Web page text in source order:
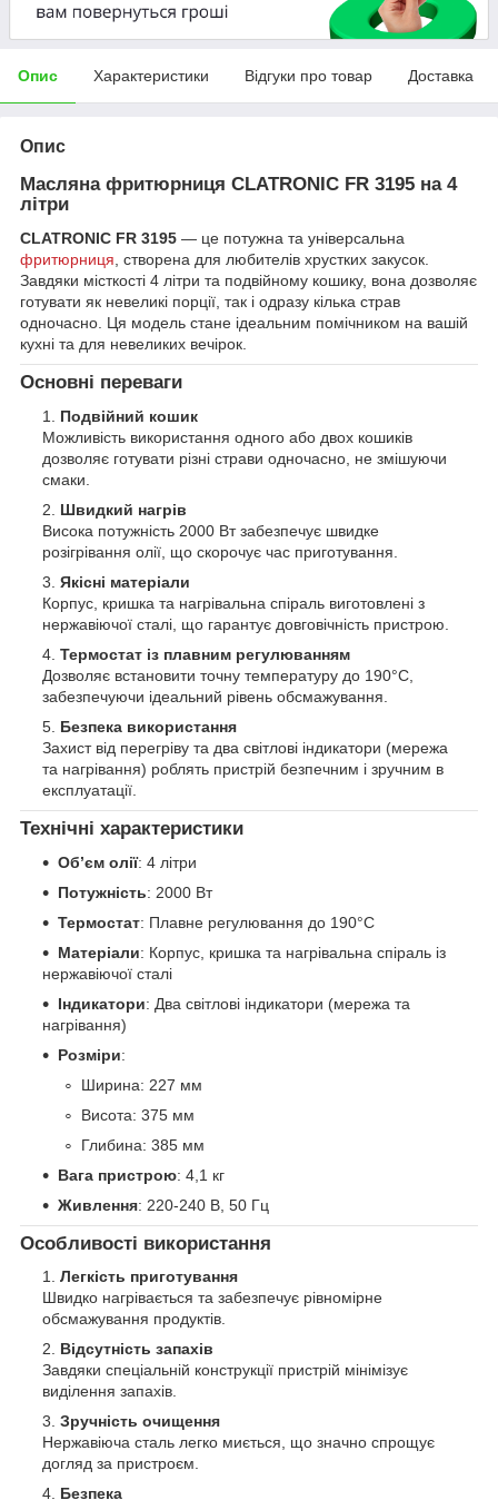
Опис Характеристики Відгуки про товар Доставка
Опис
Масляна фритюрниця CLATRONIC FR 3195 на 4
літри
CLATRONIC FR 3195 — це потужна та універсальна
фритюрниця , створена для любителів хрустких закусок.
Завдяки місткості 4 літри та подвійному кошику, вона дозволяє
готувати як невеликі порції, так і одразу кілька страв
одночасно. Ця модель стане ідеальним помічником на вашій
кухні та для невеликих вечірок.
Основні переваги
Подвійний кошик
Можливість використання одного або двох кошиків
дозволяє готувати різні страви одночасно, не змішуючи
смаки.
Швидкий нагрів
Висока потужність 2000 Вт забезпечує швидке
розігрівання олії, що скорочує час приготування.
Якісні матеріали
Корпус, кришка та нагрівальна спіраль виготовлені з
нержавіючої сталі, що гарантує довговічність пристрою.
Термостат із плавним регулюванням
Дозволяє встановити точну температуру до 190°C,
забезпечуючи ідеальний рівень обсмажування.
Безпека використання
Захист від перегріву та два світлові індикатори (мережа
та нагрівання) роблять пристрій безпечним і зручним в
експлуатації.
Технічні характеристики
Обʼєм олії: 4 літри
Потужність: 2000 Вт
Термостат: Плавне регулювання до 190°C
Матеріали: Корпус, кришка та нагрівальна спіраль із
нержавіючої сталі
Індикатори: Два світлові індикатори (мережа та
нагрівання)
Розміри:
Ширина: 227 мм
Висота: 375 мм
Глибина: 385 мм
Вага пристрою: 4,1 кг
Живлення: 220-240 В, 50 Гц
Особливості використання
Легкість приготування
Швидко нагрівається та забезпечує рівномірне
обсмажування продуктів.
Відсутність запахів
Завдяки спеціальній конструкції пристрій мінімізує
виділення запахів.
Зручність очищення
Нержавіюча сталь легко миється, що значно спрощує
догляд за пристроєм.
Безпека